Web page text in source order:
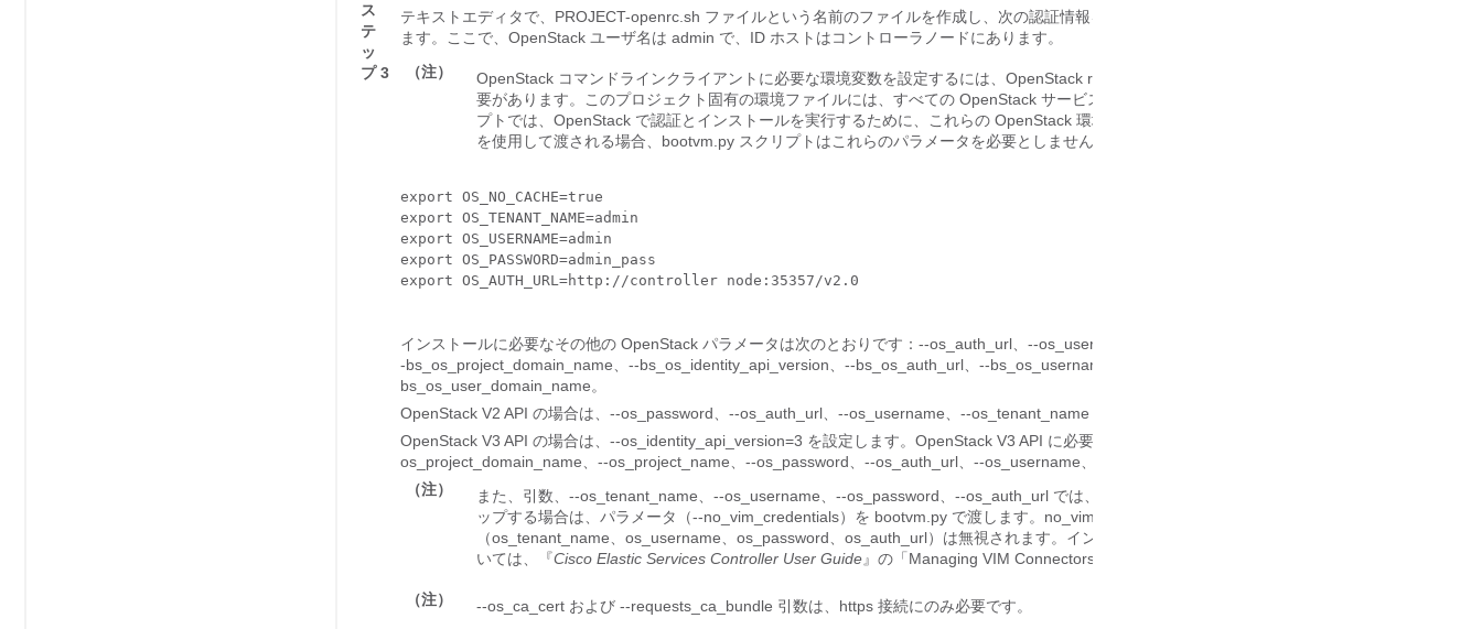
ス
テ
ッ
プ 3
テキストエディタで、PROJECT-openrc.sh ファイルという名前のファイルを作成し、次の認証情報を追加します。次の例は、admin という名前のプロジ
ます。ここで、OpenStack ユーザ名は admin で、ID ホストはコントローラノードにあります。
（注）
OpenStack コマンドラインクライアントに必要な環境変数を設定するには、OpenStack rc ファイルまたは openrc.sh ファイルと呼ばれる環境フ
要があります。このプロジェクト固有の環境ファイルには、すべての OpenStack サービスで使用されるクレデンシャルが含まれています。ESC
プトでは、OpenStack で認証とインストールを実行するために、これらの OpenStack 環境パラメータが必要です。すべての OpenStack クレデ
を使用して渡される場合、bootvm.py スクリプトはこれらのパラメータを必要としません。
export OS_NO_CACHE=true
export OS_TENANT_NAME=admin
export OS_USERNAME=admin
export OS_PASSWORD=admin_pass
export OS_AUTH_URL=
インストールに必要なその他の OpenStack パラメータは次のとおりです：--os_auth_url、--os_username、--os_password、-os_tenant_name、--
-bs_os_project_domain_name、--bs_os_identity_api_version、--bs_os_auth_url、--bs_os_username、--bs_os_password、--bs_os_tenant_name、--
bs_os_user_domain_name。
OpenStack V2 API の場合は、--os_password、--os_auth_url、--os_username、--os_tenant_name を含むアイテムをグローバル環境変数で定義する必要
OpenStack V3 API の場合は、--os_identity_api_version=3 を設定します。OpenStack V3 API に必要なその他のパラメータは、--os_user_domain_name、--
os_project_domain_name、--os_project_name、--os_password、--os_auth_url、--os_username、--os_identity_api_version、--os_ca_cert、--requests_
（注）
また、引数、--os_tenant_name、--os_username、--os_password、--os_auth_url では、VIM コネクタもデフォルトで設定されています。VIM
ップする場合は、パラメータ（--no_vim_credentials）を bootvm.py で渡します。no_vim_credentials パラメータが指定されている場合、
（os_tenant_name、os_username、os_password、os_auth_url）は無視されます。インストール後の VIM コネクタの設定、および VIM コネ
いては、『Cisco Elastic Services Controller User Guide』の「Managing VIM Connectors」を参照してください。
（注）
--os_ca_cert および --requests_ca_bundle 引数は、https 接続にのみ必要です。